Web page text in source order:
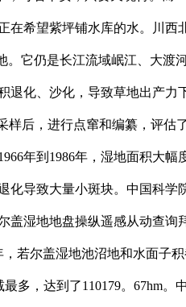
希望紫坪铺水库的水。川
它仍是长江流域岷江、大渡
化、沙化，导致草地出产
后，进行点窜和编纂，评估
年到1986年，湿地面积大
导致大量小斑块。中国科
湿地地盘操纵遥感从动查询
尔盖湿地池沼地和水面子
多，达到了110179。67hm